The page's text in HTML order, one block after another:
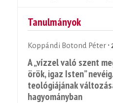
Tanulmányok
Koppándi Botond Péter ∙
A „vízzel való szent
örök, igaz Isten”
teológiájának
hagyományban